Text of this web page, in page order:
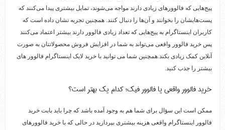
پیج‌هایی که فالوورهای زیادی دارند مواجه می‌شوند، تمایل بیشتری پیدا می‌کنند که
پست‌هایشان را بخوانند و آن‌ها را دنبال کنند. همچنین تجربه نشان داده است که
کاربران اینستاگرام به پیج‌هایی که تعداد زیادی فالوور دارند بیشتر اعتماد می‌کنند
پس خرید فالوور واقعی می‌تواند به شما در افزایش فروش محصولاتتان به صورت
آنلاین کمک زیادی بکند.همچنین شما می توانید با خرید لایک اینستاگرام فالوور های
بیشتر را جذب کنید.
خرید فالوور واقعی یا فالوور فیک؛ کدام یک بهتر است؟
ممکن است این سؤال برای شما هم به وجود آمده باشد که چرا باید بابت خرید
فالوور اینستاگرام واقعی هزینه بیشتری بپردازید در حالی که با خرید فالوورهای